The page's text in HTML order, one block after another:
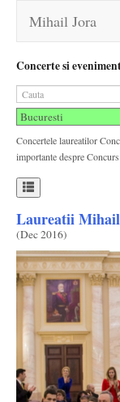
Mihail Jora
Concerte si
Concertele laureatilor
importante despre
Laureatii
(Dec 2016)